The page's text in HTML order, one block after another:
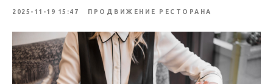
2025-11-19 15:47 ПРОДВИЖЕНИЕ РЕСТОРАНА